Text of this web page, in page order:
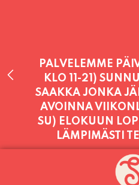
PALVELEMME
KLO 11-21)
SAAKKA JONKA
AVOINNA
SU) ELOKUUN
LÄMPIMÄSTI
PERJANTAI